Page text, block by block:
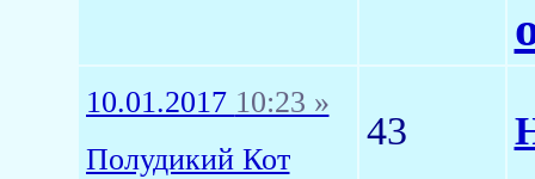
10.01.2017 10:23 »
Полудикий Кот
43